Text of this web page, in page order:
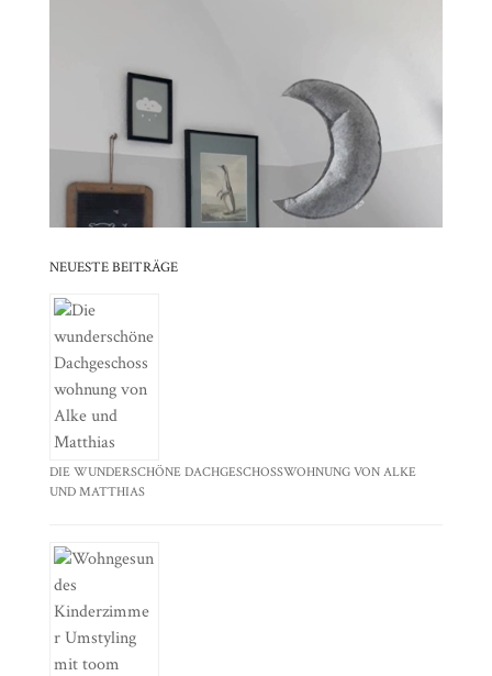
⠀⠀⠀⠀⠀⠀⠀⠀⠀⠀⠀⠀⠀⠀⠀⠀⠀⠀⠀⠀⠀⠀⠀⠀⠀⠀⠀⠀⠀
⠀⠀⠀⠀⠀⠀⠀⠀⠀⠀⠀⠀⠀⠀⠀⠀⠀⠀⠀⠀⠀⠀
⠀⠀⠀⠀⠀⠀⠀⠀⠀⠀⠀⠀⠀⠀⠀⠀⠀⠀⠀⠀⠀⠀⠀⠀⠀⠀⠀⠀⠀
⠀⠀⠀⠀⠀⠀⠀⠀⠀⠀⠀⠀⠀⠀⠀⠀⠀⠀⠀⠀⠀⠀
NEUESTE BEITRÄGE
DIE WUNDERSCHÖNE DACHGESCHOSSWOHNUNG VON ALKE
UND MATTHIAS